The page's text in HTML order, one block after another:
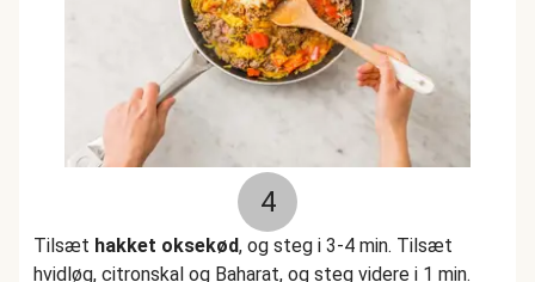
4
Tilsæt hakket oksekød, og steg i 3-4 min. Tilsæt
hvidløg, citronskal og Baharat, og steg videre i 1 min.